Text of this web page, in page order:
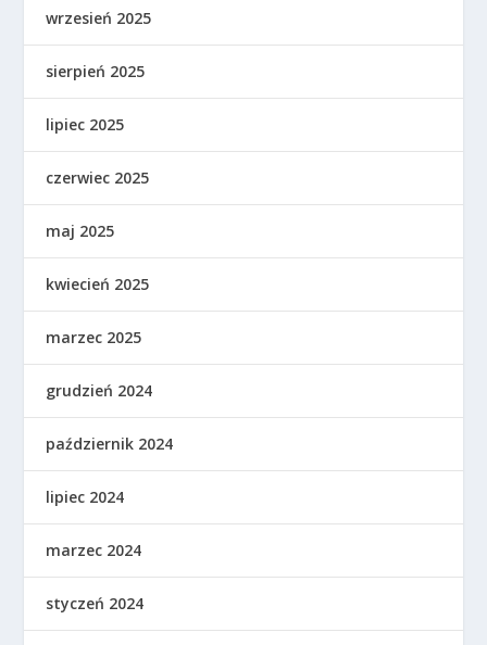
wrzesień 2025
sierpień 2025
lipiec 2025
czerwiec 2025
maj 2025
kwiecień 2025
marzec 2025
grudzień 2024
październik 2024
lipiec 2024
marzec 2024
styczeń 2024